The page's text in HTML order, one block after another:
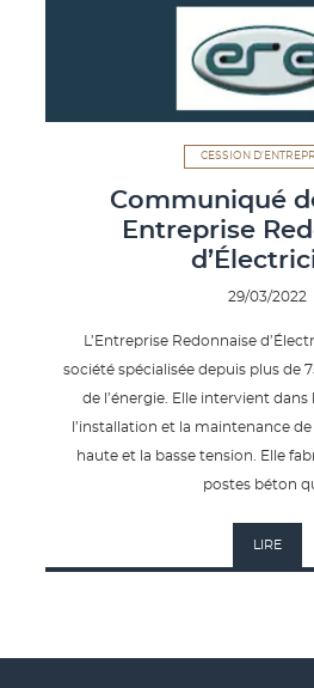
CESSION
Communiqué
Entreprise
29/03/2022
L’Entreprise Redonnaise
société spécialisée depuis plus de
de l’énergie. Elle intervient dans
l’installation et la maintenance
haute et la basse tension. Elle
postes béton
LIRE